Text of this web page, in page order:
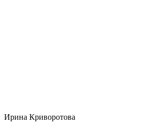
Ирина Криворотова